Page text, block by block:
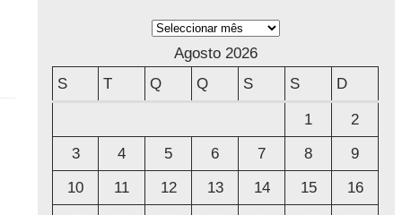
A
q
Agosto 2026
S
T Q Q S S D
1
2
3
4 5 6 7 8
9
10
11 12 13 14 15
16